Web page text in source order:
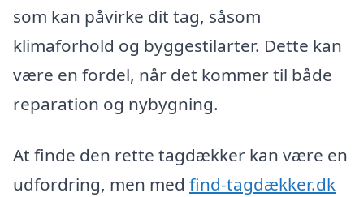
som kan påvirke dit tag, såsom
klimaforhold og byggestilarter. Dette kan
være en fordel, når det kommer til både
reparation og nybygning.
At finde den rette tagdækker kan være en
udfordring, men med find-tagdækker.dk